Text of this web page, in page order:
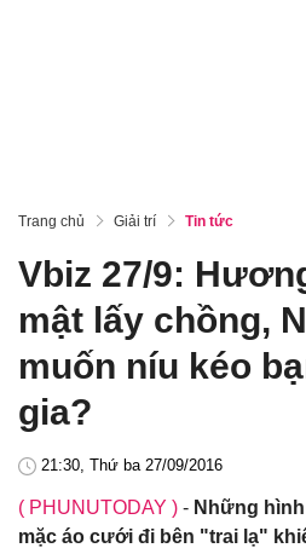
Trang chủ Giải trí Tin tức
Vbiz 27/9:
mật lấy chồng,
muốn níu kéo
gia?
21:30, Thứ ba 27/09/2016
( PHUNUTODAY ) - Những
mặc áo cưới đi bên "trai lạ"